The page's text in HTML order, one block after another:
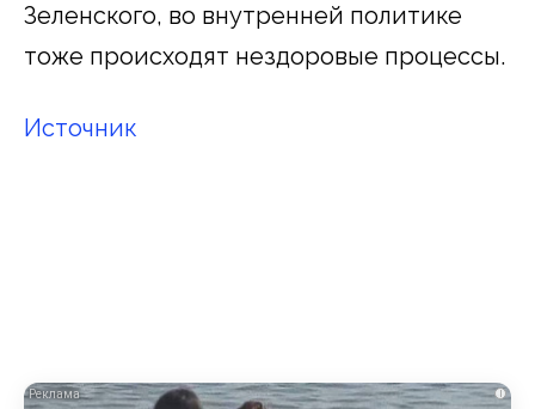
Зеленского, во внутренней политике
тоже происходят нездоровые процессы.
Источник
i